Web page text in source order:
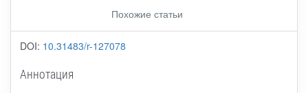
Похожие статьи
DOI: 10.31483/r-127078
Аннотация